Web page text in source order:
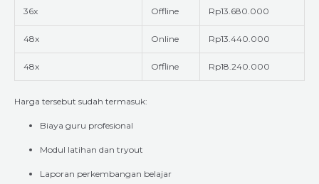
36x Offline Rp13.680.000
48x Online Rp13.440.000
48x Offline Rp18.240.000
Harga tersebut sudah termasuk:
Biaya guru profesional
Modul latihan dan tryout
Laporan perkembangan belajar